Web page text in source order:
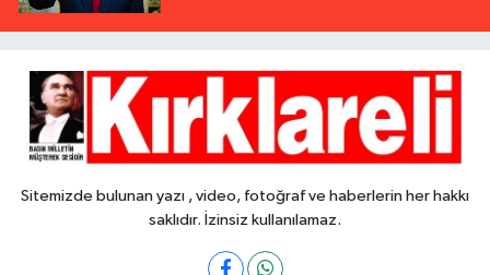
Sitemizde bulunan yazı , video, fotoğraf ve haberlerin her hakkı
saklıdır. İzinsiz kullanılamaz.